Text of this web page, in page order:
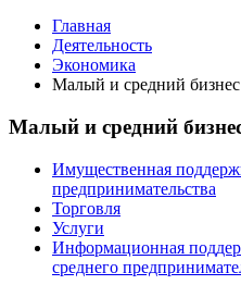
Главная
Деятельность
Экономика
Малый и средний бизнес
Малый и средний
Имущественная
предпринимательства
Торговля
Услуги
Информационная
среднего